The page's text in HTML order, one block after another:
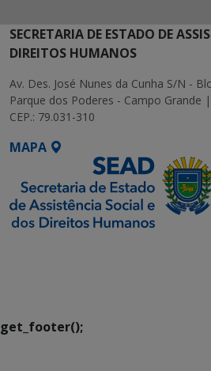
SECRETARIA DE ESTADO DE
DIREITOS HUMANOS
Av. Des. José Nunes da Cunha S/N -
Parque dos Poderes - Campo Grande
CEP.: 79.031-310
MAPA
get_footer();